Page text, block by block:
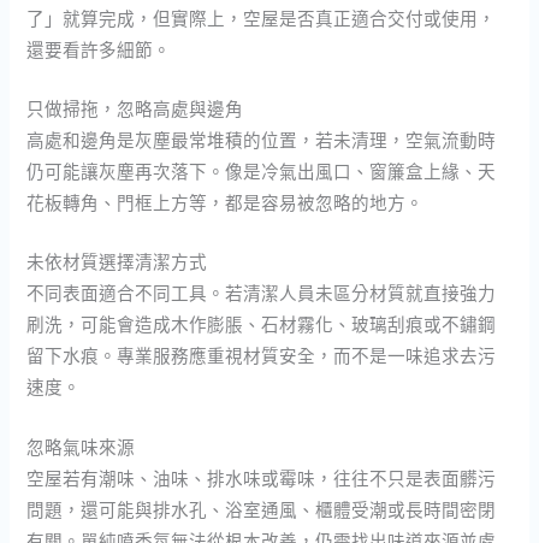
了」就算完成，但實際上，空屋是否真正適合交付或使用，
還要看許多細節。
只做掃拖，忽略高處與邊角
高處和邊角是灰塵最常堆積的位置，若未清理，空氣流動時
仍可能讓灰塵再次落下。像是冷氣出風口、窗簾盒上緣、天
花板轉角、門框上方等，都是容易被忽略的地方。
未依材質選擇清潔方式
不同表面適合不同工具。若清潔人員未區分材質就直接強力
刷洗，可能會造成木作膨脹、石材霧化、玻璃刮痕或不鏽鋼
留下水痕。專業服務應重視材質安全，而不是一味追求去污
速度。
忽略氣味來源
空屋若有潮味、油味、排水味或霉味，往往不只是表面髒污
問題，還可能與排水孔、浴室通風、櫃體受潮或長時間密閉